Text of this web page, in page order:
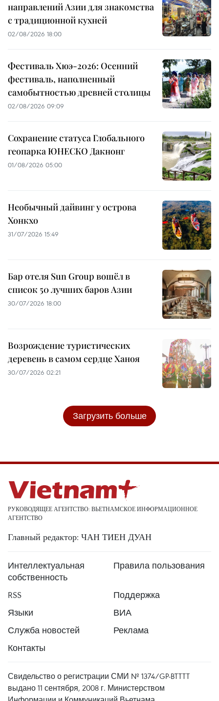
направлений Азии для знакомства
с традиционной кухней
02/08/2026 18:00
Фестиваль Хюэ-2026: Осенний
фестиваль, наполненный
самобытностью древней столицы
02/08/2026 09:09
Сохранение статуса Глобального
геопарка ЮНЕСКО Дакнонг
01/08/2026 05:00
Необычный дайвинг у острова
Хонкхо
31/07/2026 15:49
Бар отеля Sun Group вошёл в
список 50 лучших баров Азии
30/07/2026 18:00
Возрождение туристических
деревень в самом сердце Ханоя
30/07/2026 02:21
Загрузить больше
РУКОВОДЯЩЕЕ АГЕНТСТВО: ВЬЕТНАМСКОЕ ИНФОРМАЦИОННОЕ
АГЕНТСТВО
Главный редактор: ЧАН ТИЕН ДУАН
Интеллектуальная
собственность
Правила пользования
RSS
Поддержка
Языки
ВИА
Служба новостей
Реклама
Контакты
Свидельство о регистрации СМИ № 1374/GP-BTTTT
выдано 11 сентября, 2008 г. Министерством